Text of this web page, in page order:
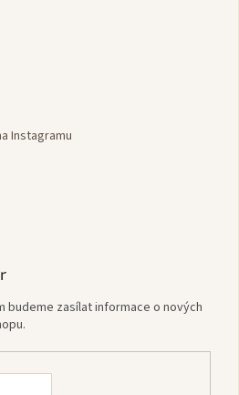
Instagramu
budeme zasílat informace o nových